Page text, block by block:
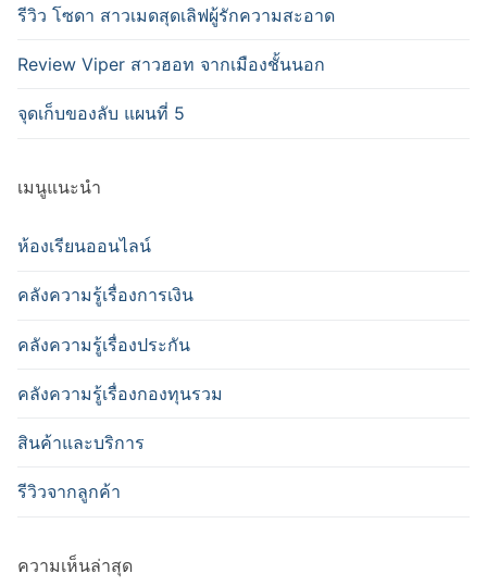
รีวิว โซดา สาวเมดสุดเลิฟผู้รักความสะอาด
Review Viper สาวฮอท จากเมืองชั้นนอก
จุดเก็บของลับ แผนที่ 5
เมนูแนะนำ
ห้องเรียนออนไลน์
คลังความรู้เรื่องการเงิน
คลังความรู้เรื่องประกัน
คลังความรู้เรื่องกองทุนรวม
สินค้าและบริการ
รีวิวจากลูกค้า
ความเห็นล่าสุด